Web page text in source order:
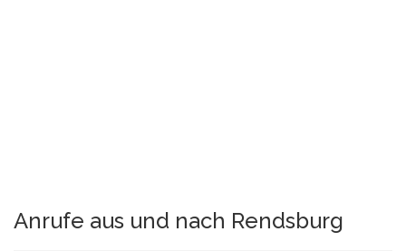
Anrufe aus und nach Rendsburg